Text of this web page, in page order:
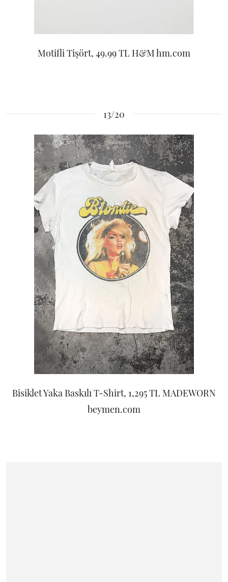
Motifli Tişört, 49.99 TL H&M hm.com
13/20
Bisiklet Yaka Baskılı T-Shirt, 1,295 TL MADEWORN
beymen.com